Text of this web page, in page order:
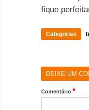
fique
Categorias
DEIXE UM
Comentário *